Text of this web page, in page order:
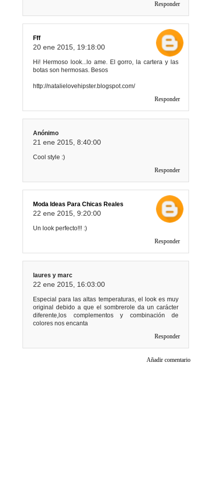
Responder
Fff
20 ene 2015, 19:18:00
Hi! Hermoso look...lo ame. El gorro, la cartera y las
botas son hermosas. Besos
http://natalielovehipster.blogspot.com/
Responder
Anónimo
21 ene 2015, 8:40:00
Cool style :)
Responder
Moda Ideas Para Chicas Reales
22 ene 2015, 9:20:00
Un look perfecto!!! :)
Responder
laures y marc
22 ene 2015, 16:03:00
Especial para las altas temperaturas, el look es muy
original debido a que el sombrerole da un carácter
diferente,los complementos y combinación de
colores nos encanta
Responder
Añadir comentario